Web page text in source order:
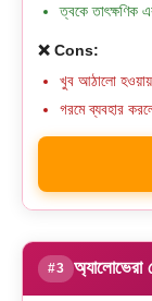
ত্বকে তাৎক্ষণিক
❌ Cons:
খুব আঠালো
গরমে ব্যবহার
#3